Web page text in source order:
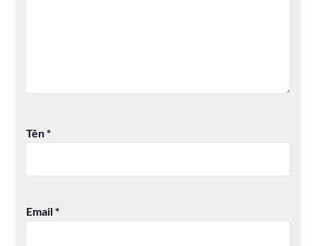
Tên*
Email*